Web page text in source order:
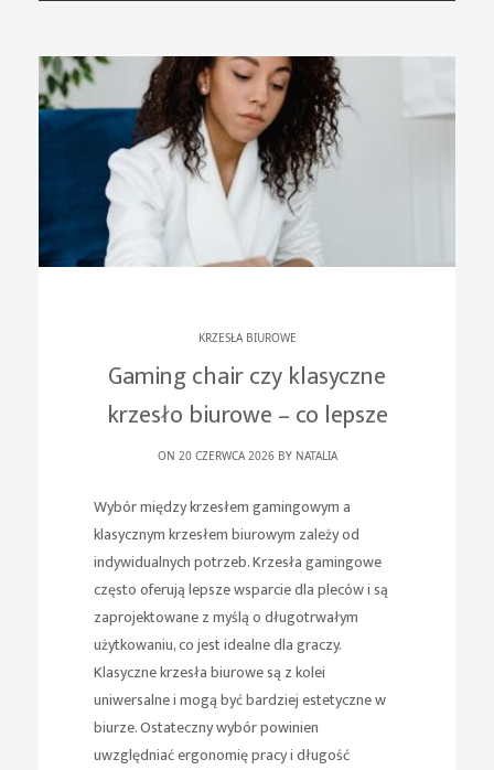
KRZESŁA BIUROWE
Gaming chair czy klasyczne
krzesło biurowe – co lepsze
ON 20 CZERWCA 2026 BY NATALIA
Wybór między krzesłem gamingowym a
klasycznym krzesłem biurowym zależy od
indywidualnych potrzeb. Krzesła gamingowe
często oferują lepsze wsparcie dla pleców i są
zaprojektowane z myślą o długotrwałym
użytkowaniu, co jest idealne dla graczy.
Klasyczne krzesła biurowe są z kolei
uniwersalne i mogą być bardziej estetyczne w
biurze. Ostateczny wybór powinien
uwzględniać ergonomię pracy i długość